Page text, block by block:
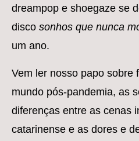
dreampop e shoegaze se
disco sonhos que nunca
um ano.
Vem ler nosso papo sobre
mundo pós-pandemia, as
diferenças entre as cenas
catarinense e as dores e